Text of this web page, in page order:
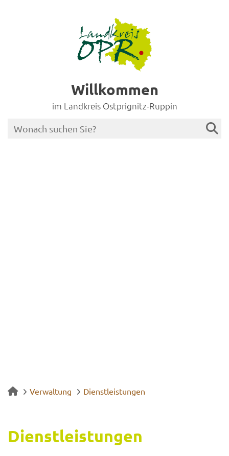
Willkommen
im Landkreis Ostprignitz-Ruppin
Verwaltung Dienstleistungen
Dienst­leis­tun­gen